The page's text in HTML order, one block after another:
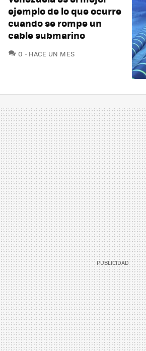
ejemplo de lo que ocurre
cuando se rompe un
cable submarino
0 COMENTARIOS
HACE UN MES